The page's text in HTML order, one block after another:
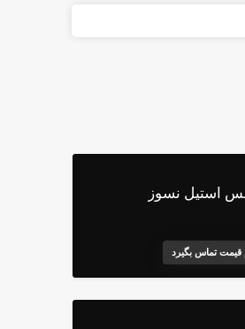
استیل نسوز
قیمت تماس بگیرد